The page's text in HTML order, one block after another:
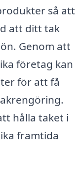
så att
att ditt tak
Genom att
företag kan
för att få
hålla taket i
framtida